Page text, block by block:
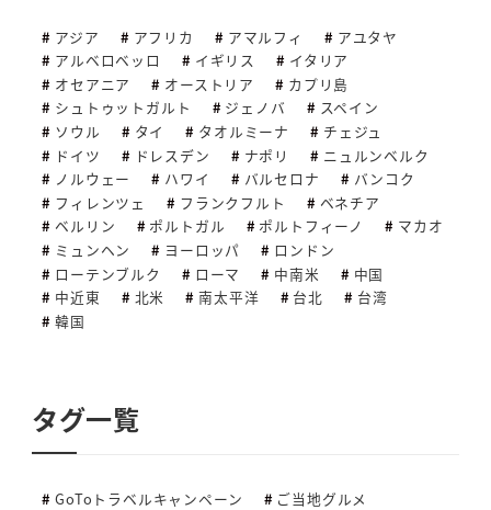
アジア アフリカ アマルフィ
アユタヤ
アルベロベッロ
イギリス
イタリア
オセアニア
オーストリア
カプリ島
シュトゥットガルト
ジェノバ
スペイン
ソウル
タイ タオルミーナ
チェジュ
ドイツ
ドレスデン ナポリ
ニュルンベルク
ノルウェー
ハワイ バルセロナ
バンコク
フィレンツェ
フランクフルト
ベネチア
ベルリン
ポルトガル ポルトフィーノ
マカオ
ミュンヘン
ヨーロッパ
ロンドン
ローテンブルク
ローマ 中南米
中国
中近東
北米 南太平洋 台北
台湾
韓国
タグ一覧
GoToトラベルキャンペーン
ご当地グルメ